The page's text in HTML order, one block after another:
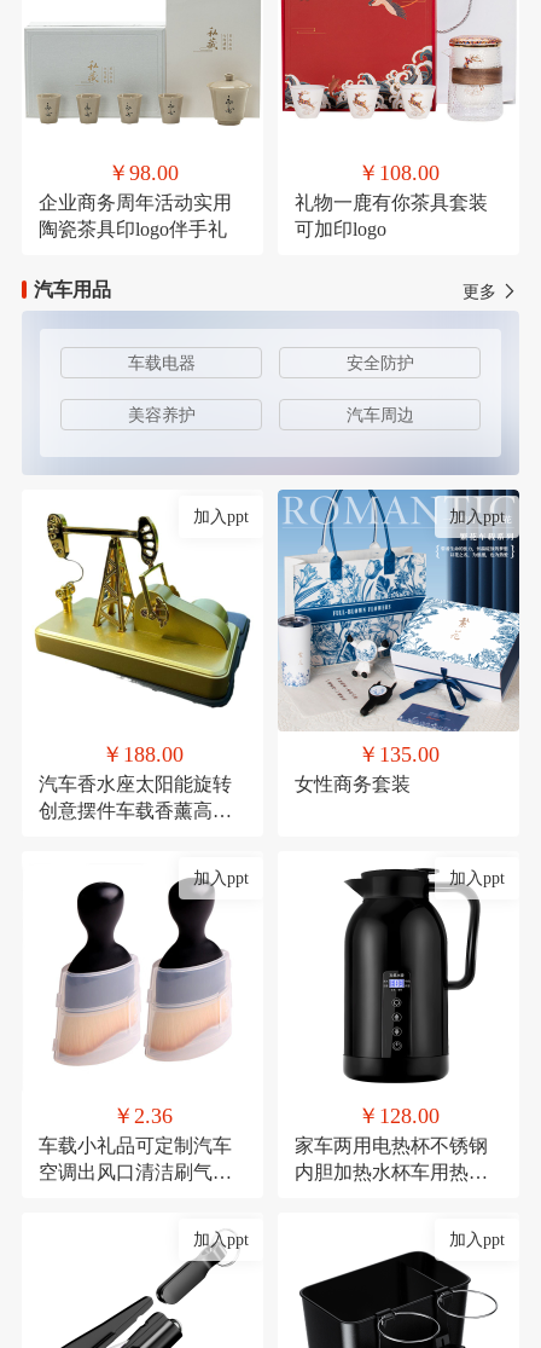
￥98.00
企业商务周年活动实用
陶瓷茶具印logo伴手礼
￥108.00
礼物一鹿有你茶具套装
可加印logo
汽车用品 更多
车载电器 安全防护
美容养护 汽车周边
加入ppt
￥188.00
汽车香水座太阳能旋转
创意摆件车载香薰高档
加入ppt
￥135.00
女性商务套装
加入ppt
￥2.36
车载小礼品可定制汽车
空调出风口清洁刷气车
加入ppt
￥128.00
家车两用电热杯不锈钢
内胆加热水杯车用热水
加入ppt 加入ppt